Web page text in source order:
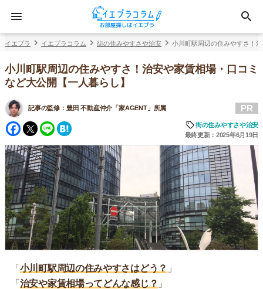
イエプラ イエプラコラム 街の住みやすさや治安 小川町駅周辺の住みやすさ！
小川町駅周辺の住みやすさ！治安や家賃相場・口コミ
など大公開【一人暮らし】
記事の監修： 豊田 不動産仲介「家AGENT」所属
Facebook
Twitter
Line
PR
街の住みやすさや治安
最終更新：2025年6月19日
「 小川町駅周辺の住みやすさはどう？ 」
「 治安や家賃相場ってどんな感じ？ 」